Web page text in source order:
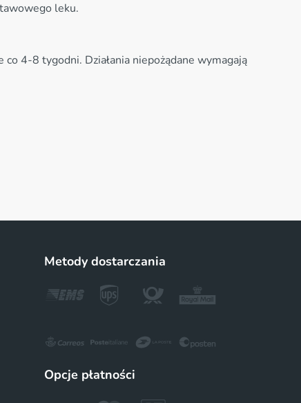
leku.
4-8 tygodni. Działania niepożądane wymagają
Metody dostarczania
Opcje płatności